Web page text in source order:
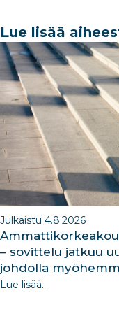
e
b
o
o
k
e
dI
n
Lue lisää
Julkaistu 4.8.2026
– sovittelu jatkuu
johdolla
Lue lisää...